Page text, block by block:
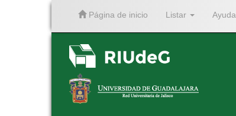
Página de inicio Listar Ayuda